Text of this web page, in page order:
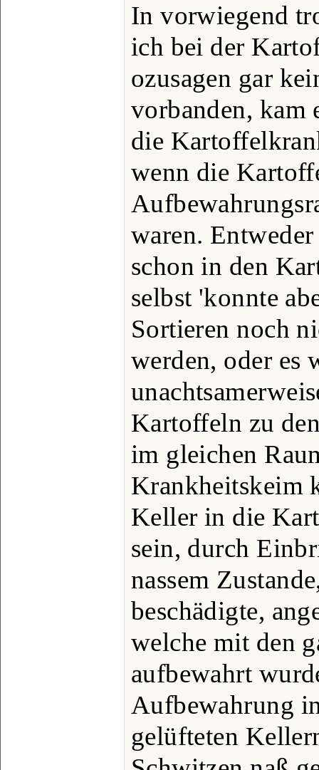
In vorwiegend
ich bei der
ozusagen gar
vorbanden, kam
die
wenn die
waren.
schon in den
selbst 'konnte
Sortieren noch
werden, oder es
Kartoffeln zu
im gleichen
Krankheitskeim
Keller in die
sein, durch
nassem
beschädigte,
welche mit den
aufbewahrt
Aufbewahrung
gelüfteten